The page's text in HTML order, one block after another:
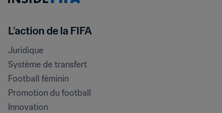
L’action de la FIFA
Juridique
Système de transfert
Football féminin
Promotion du football
Innovation